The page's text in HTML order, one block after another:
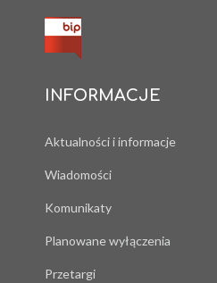
INFORMACJE
Aktualności i informacje
Wiadomości
Komunikaty
Planowane wyłączenia
Przetargi